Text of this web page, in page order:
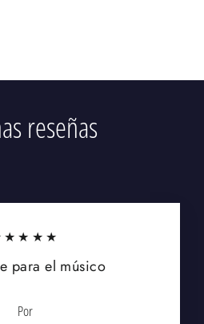
reseñas
para el músico
Por